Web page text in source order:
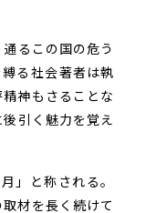
るこの国の危う
社会――著者は執
神もさることな
引く魅力を覚え
」と称される。
材を長く続けて